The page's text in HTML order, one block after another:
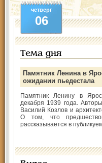
четверг
06
Тема дня
Памятник Ленина в
ожидании пьедестала
Памятник Ленину в
декабря 1939 года.
Василий Козлов и
О том, что
рассказывается в